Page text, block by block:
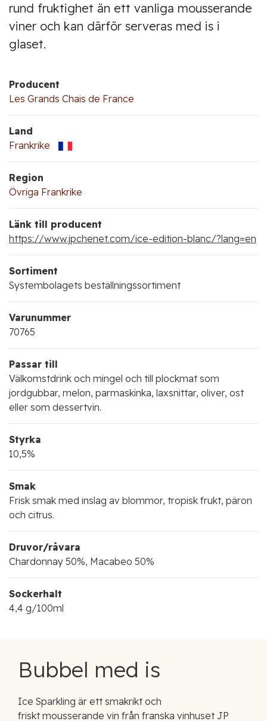
rund fruktighet än ett vanliga mousserande
viner och kan därför serveras med is i
glaset.
Producent
Les Grands Chais de France
Land
Frankrike
Region
Övriga Frankrike
Länk till producent
https://www.jpchenet.com/ice-edition-blanc/?lang=en
Sortiment
Systembolagets beställningssortiment
Varunummer
70765
Passar till
Välkomstdrink och mingel och till plockmat som
jordgubbar, melon, parmaskinka, laxsnittar, oliver, ost
eller som dessertvin.
Styrka
10,5%
Smak
Frisk smak med inslag av blommor, tropisk frukt, päron
och citrus.
Druvor/råvara
Chardonnay 50%, Macabeo 50%
Sockerhalt
4,4 g/100ml
Bubbel med is
Ice Sparkling är ett smakrikt och
friskt mousserande vin från franska vinhuset JP